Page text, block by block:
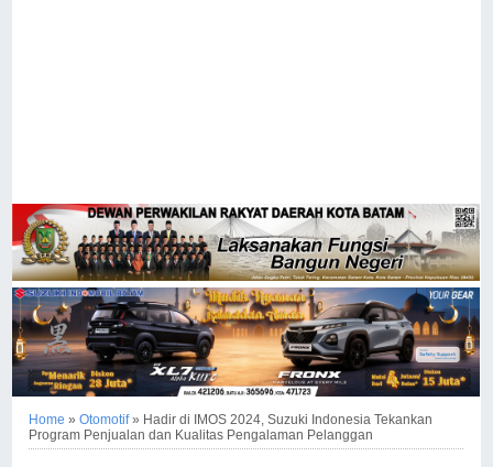
Home »Otomotif» Hadir di IMOS 2024, Suzuki Indonesia Tekankan
Program Penjualan dan Kualitas Pengalaman Pelanggan